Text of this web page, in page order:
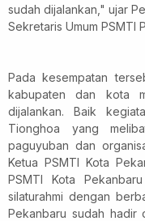
sudah dijalankan," ujar
Sekretaris Umum PSMTI
Pada kesempatan
kabupaten dan kota
dijalankan. Baik
Tionghoa yang
paguyuban dan
Ketua PSMTI Kota
PSMTI Kota
silaturahmi dengan
Pekanbaru sudah hadir